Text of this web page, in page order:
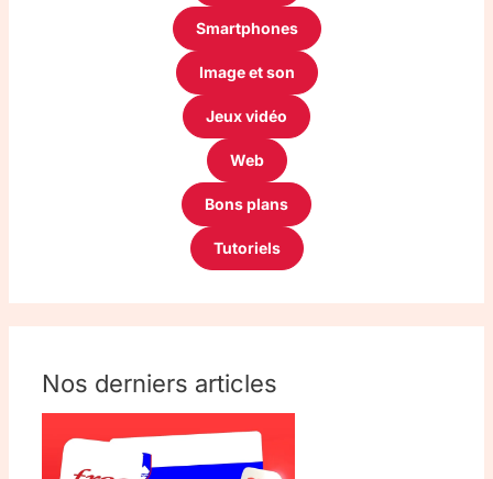
Smartphones
Image et son
Jeux vidéo
Web
Bons plans
Tutoriels
Nos derniers articles